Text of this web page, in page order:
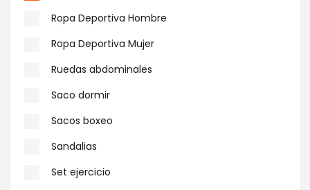
Ropa Deportiva Hombre
Ropa Deportiva Mujer
Ruedas abdominales
Saco dormir
Sacos boxeo
Sandalias
Set ejercicio